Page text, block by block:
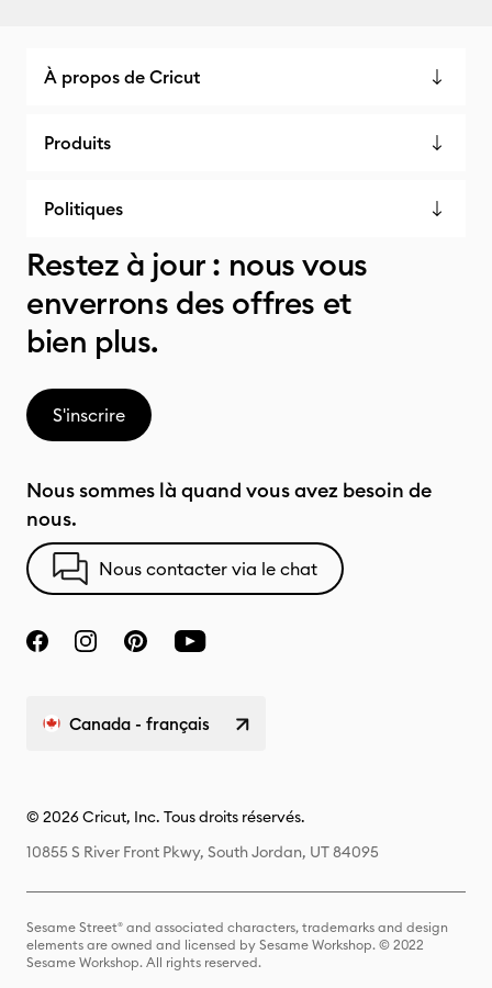
À propos de Cricut
Produits
Politiques
Restez à jour : nous vous
enverrons des offres et
bien plus.
S'inscrire
Nous sommes là quand vous avez besoin de
nous.
Nous contacter via le chat
Canada - français
© 2026 Cricut, Inc. Tous droits réservés.
10855 S River Front Pkwy, South Jordan, UT 84095
Sesame Street® and associated characters, trademarks and design
elements are owned and licensed by Sesame Workshop. © 2022
Sesame Workshop. All rights reserved.